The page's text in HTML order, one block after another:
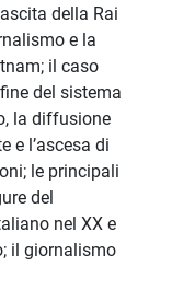
della Rai
e la
il caso
del sistema
la diffusione
e l’ascesa di
le principali
del
nel XX e
il giornalismo